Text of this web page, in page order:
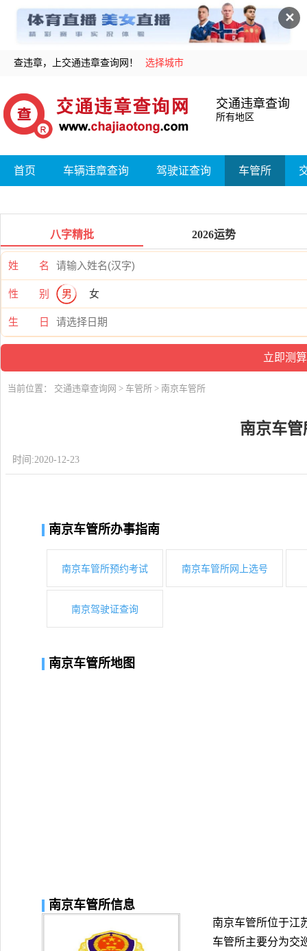
✕
查违章，上交通违章查询网！ 选择城市
交通违章查询
所有地区
首页 车辆违章查询 驾驶证查询 车管所
八字精批 2026运势
姓 名
性 别 男 女
生 日
当前位置： 交通违章查询网 > 车管所 > 南京车管所
南京车管
时间:2020-12-23
南京车管所办事指南
南京车管所预约考试 南京车管所网上选号
南京驾驶证查询
南京车管所地图
南京车管所信息
南京车管所位于江
车管所主要分为交